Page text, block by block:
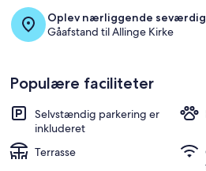
Oplev nærliggende
Gåafstand til Allinge Kirke
Populære faciliteter
Selvstændig parkering er
inkluderet
Terrasse